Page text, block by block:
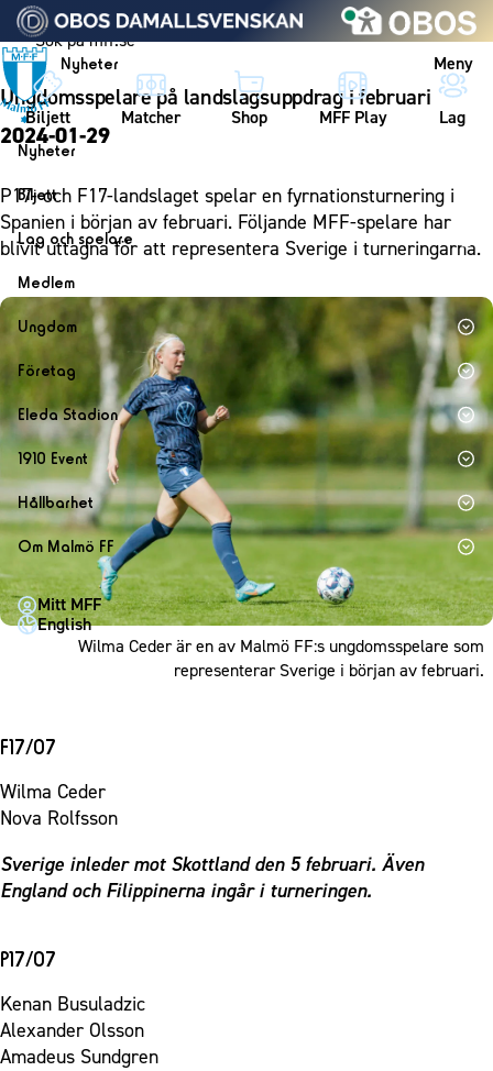
Vidare till innehållet
Nyheter Meny
Biljett Matcher Shop MFF Play Lag
Nyheter
Nyheter
Kalender
Biljett
Biljett
Årskort herr
Årskort dam
Mitt MFF
Biljetter till bortamatcher
Biljettvillkor
Lag och spelare
Lag
Herrlaget
Spelare
Ledarstab
Damlaget
Spelare
Ledarstab
Medlem
Medlemskap i Malmö FF
Årsmöte 2026
Ungdom
MFF Ungdom
Sommarfotboll
Skånecupen
Fotbollsskolan
Fotbollsnätverket
P19
F19
P17
F17
Företag
Bli företagspartner
Nätverket
Klubbstolar
Partner dam
Eleda Stadion
Eleda Stadion
Erics Bar & Restaurang
Matchdag på Eleda Stadion
MFF-museet & rundvandringar
1910 Event
1910 Event
Fest & Event
Konferens
Möte
Mässa
Inspiration
Hållbarhet
Hållbarhet
Himmelsblå framtid – en match för miljön
MFF i samhället
Laget för alla
Karriärakademin
Grundskolefotboll mot rasismer
Skolakademier
Fonder
Om Malmö FF
Om Malmö FF
Kontakt
Press och media
Närstående organisationer
Policydokument
Personuppgiftspolicy
Mitt MFF
English
Ungdomsspelare på landslagsuppdrag i februari
2024-01-29
P17- och F17-landslaget spelar en fyrnationsturnering i
Spanien i början av februari. Följande MFF-spelare har
blivit uttagna för att representera Sverige i turneringarna.
Wilma Ceder är en av Malmö FF:s ungdomsspelare som
representerar Sverige i början av februari.
F17/07
Wilma Ceder
Nova Rolfsson
Sverige inleder mot Skottland den 5 februari. Även
England och Filippinerna ingår i turneringen.
P17/07
Kenan Busuladzic
Alexander Olsson
Amadeus Sundgren